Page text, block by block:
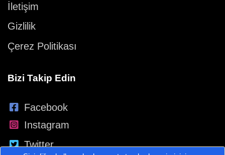
İletişim
Gizlilik
Çerez Politikası
Bizi Takip Edin
Facebook
Instagram
Twitter